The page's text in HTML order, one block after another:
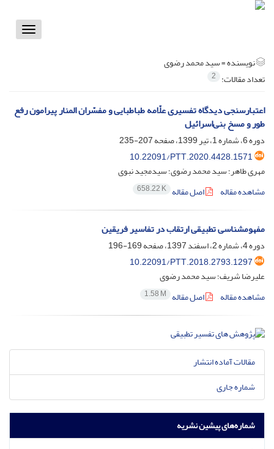
Toggle
نویسنده =سید محمد رضوی
تعداد مقالات: 2
اعتبارسنجی دیدگاه تفسیری علّامه طباطبایی و مفسّران المنار پیرامون رفع
طور و مسخ بنی‌اسرائیل
دوره 6، شماره 1، تیر 1399، صفحه
207-235
10.22091/PTT.2020.4428.1571
مهری طاهر؛ سید محمد رضوی؛ سیدمجید نبوی
مشاهده مقاله
اصل مقاله 658.22 K
مفهوم‏شناسی تطبیقی ارتقاب در تفاسیر فریقین
دوره 4، شماره 2، اسفند 1397، صفحه
169-196
10.22091/PTT.2018.2793.1297
علیرضا شریف؛ سید محمد رضوی
مشاهده مقاله
اصل مقاله 1.58 M
مقالات آماده انتشار
شماره جاری
شماره‌های پیشین نشریه